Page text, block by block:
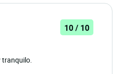
10 / 10